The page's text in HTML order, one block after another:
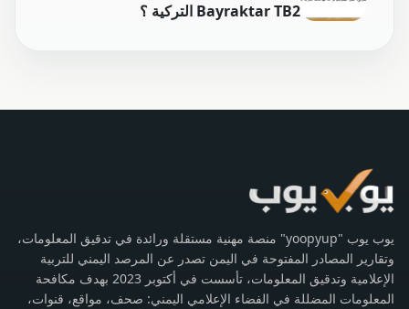
Bayraktar TB2 التركية ؟
يوب يوب "yoopyup" منصة مهنية مستقلة ورائدة في تدقيق المعلومات،
وتقارير المصادر المفتوحة في اليمن تصدر عن المرصد اليمني للتربية
الإعلامية وتدقيق المعلومات، تأسست في أكتوبر 2023 بهدف مكافحة
المعلومات المضللة في الفضاء الإعلامي اليمني: صحف، مواقع، قنوات،